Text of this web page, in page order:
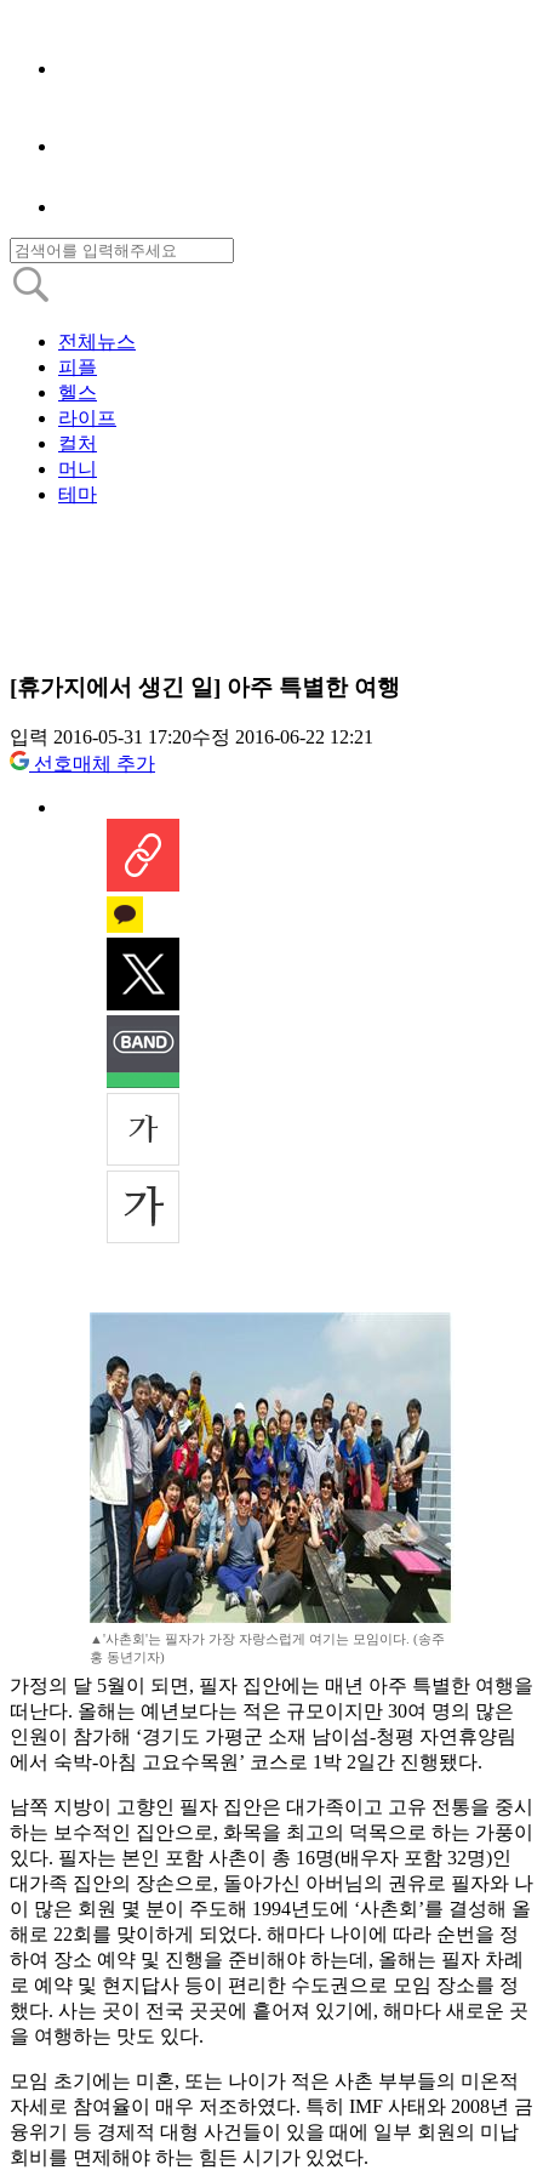
전체뉴스
피플
헬스
라이프
컬처
머니
테마
[휴가지에서 생긴 일] 아주 특별한 여행
입력 2016-05-31 17:20수정 2016-06-22 12:21
선호매체 추가
▲'사촌회'는 필자가 가장 자랑스럽게 여기는 모임이다. (송주
홍 동년기자)
가정의 달 5월이 되면, 필자 집안에는 매년 아주 특별한 여행을
떠난다. 올해는 예년보다는 적은 규모이지만 30여 명의 많은
인원이 참가해 ‘경기도 가평군 소재 남이섬-청평 자연휴양림
에서 숙박-아침 고요수목원’ 코스로 1박 2일간 진행됐다.
남쪽 지방이 고향인 필자 집안은 대가족이고 고유 전통을 중시
하는 보수적인 집안으로, 화목을 최고의 덕목으로 하는 가풍이
있다. 필자는 본인 포함 사촌이 총 16명(배우자 포함 32명)인
대가족 집안의 장손으로, 돌아가신 아버님의 권유로 필자와 나
이 많은 회원 몇 분이 주도해 1994년도에 ‘사촌회’를 결성해 올
해로 22회를 맞이하게 되었다. 해마다 나이에 따라 순번을 정
하여 장소 예약 및 진행을 준비해야 하는데, 올해는 필자 차례
로 예약 및 현지답사 등이 편리한 수도권으로 모임 장소를 정
했다. 사는 곳이 전국 곳곳에 흩어져 있기에, 해마다 새로운 곳
을 여행하는 맛도 있다.
모임 초기에는 미혼, 또는 나이가 적은 사촌 부부들의 미온적
자세로 참여율이 매우 저조하였다. 특히 IMF 사태와 2008년 금
융위기 등 경제적 대형 사건들이 있을 때에 일부 회원의 미납
회비를 면제해야 하는 힘든 시기가 있었다.